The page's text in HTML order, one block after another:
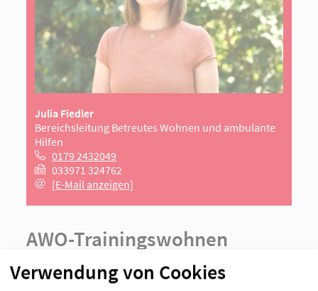
Julia Fiedler
Bereichsleitung Betreutes Wohnen und ambulante
Hilfen
0179 2432049
033971 324762
[E-Mail anzeigen]
AWO-Trainingswohnen
Rheinsberg
Verwendung von Cookies